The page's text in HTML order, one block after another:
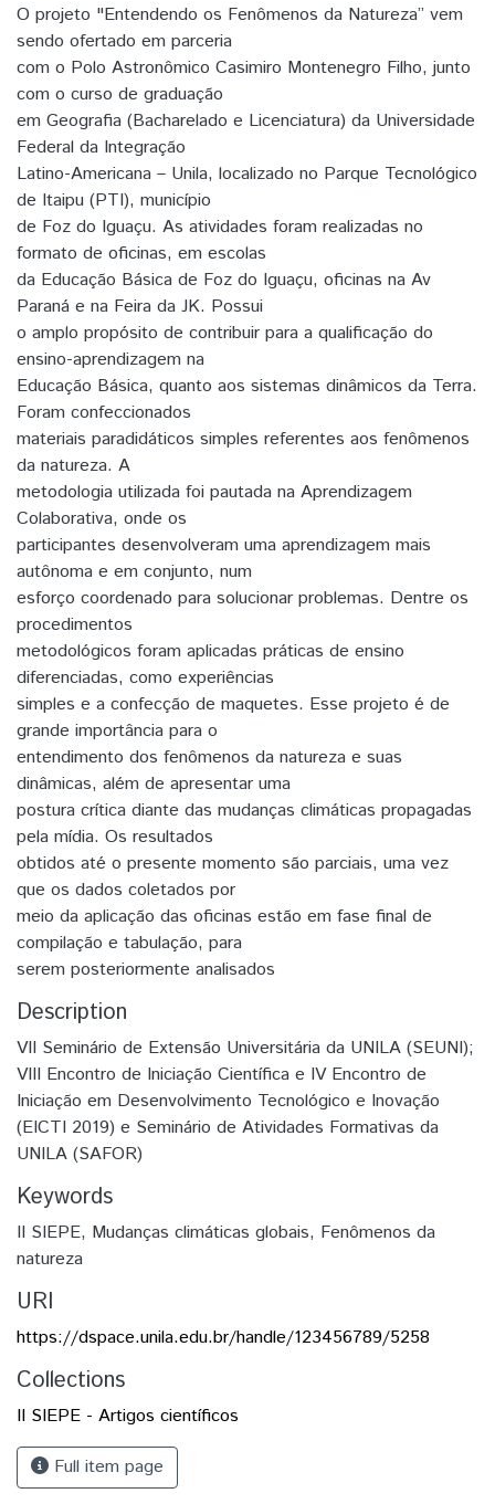
O projeto "Entendendo os Fenômenos da Natureza” vem
sendo ofertado em parceria
com o Polo Astronômico Casimiro Montenegro Filho, junto
com o curso de graduação
em Geografia (Bacharelado e Licenciatura) da Universidade
Federal da Integração
Latino-Americana – Unila, localizado no Parque Tecnológico
de Itaipu (PTI), município
de Foz do Iguaçu. As atividades foram realizadas no
formato de oficinas, em escolas
da Educação Básica de Foz do Iguaçu, oficinas na Av
Paraná e na Feira da JK. Possui
o amplo propósito de contribuir para a qualificação do
ensino-aprendizagem na
Educação Básica, quanto aos sistemas dinâmicos da Terra.
Foram confeccionados
materiais paradidáticos simples referentes aos fenômenos
da natureza. A
metodologia utilizada foi pautada na Aprendizagem
Colaborativa, onde os
participantes desenvolveram uma aprendizagem mais
autônoma e em conjunto, num
esforço coordenado para solucionar problemas. Dentre os
procedimentos
metodológicos foram aplicadas práticas de ensino
diferenciadas, como experiências
simples e a confecção de maquetes. Esse projeto é de
grande importância para o
entendimento dos fenômenos da natureza e suas
dinâmicas, além de apresentar uma
postura crítica diante das mudanças climáticas propagadas
pela mídia. Os resultados
obtidos até o presente momento são parciais, uma vez
que os dados coletados por
meio da aplicação das oficinas estão em fase final de
compilação e tabulação, para
serem posteriormente analisados
Description
VII Seminário de Extensão Universitária da UNILA (SEUNI);
VIII Encontro de Iniciação Científica e IV Encontro de
Iniciação em Desenvolvimento Tecnológico e Inovação
(EICTI 2019) e Seminário de Atividades Formativas da
UNILA (SAFOR)
Keywords
II SIEPE, Mudanças climáticas globais, Fenômenos da
natureza
URI
https://dspace.unila.edu.br/handle/123456789/5258
Collections
II SIEPE - Artigos científicos
Full item page